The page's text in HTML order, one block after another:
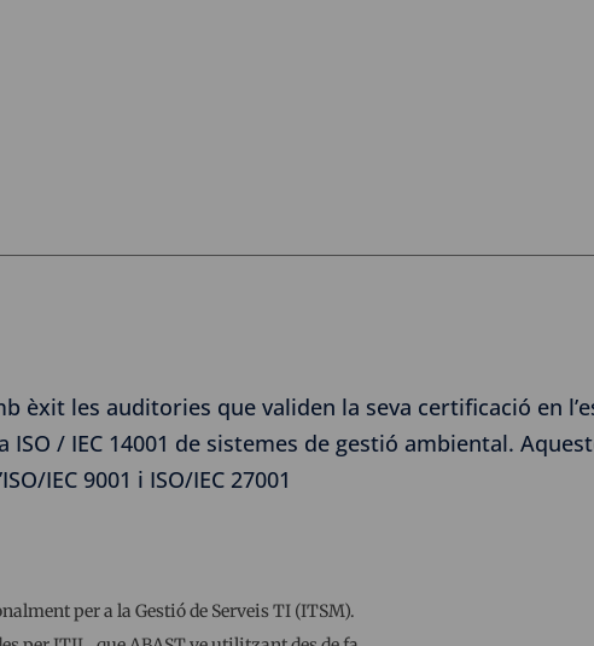
èxit les auditories que validen la seva certificació en
/ IEC 14001 de sistemes de gestió ambiental.
IEC 9001 i ISO/IEC 27001
per a la Gestió de Serveis TI (ITSM).